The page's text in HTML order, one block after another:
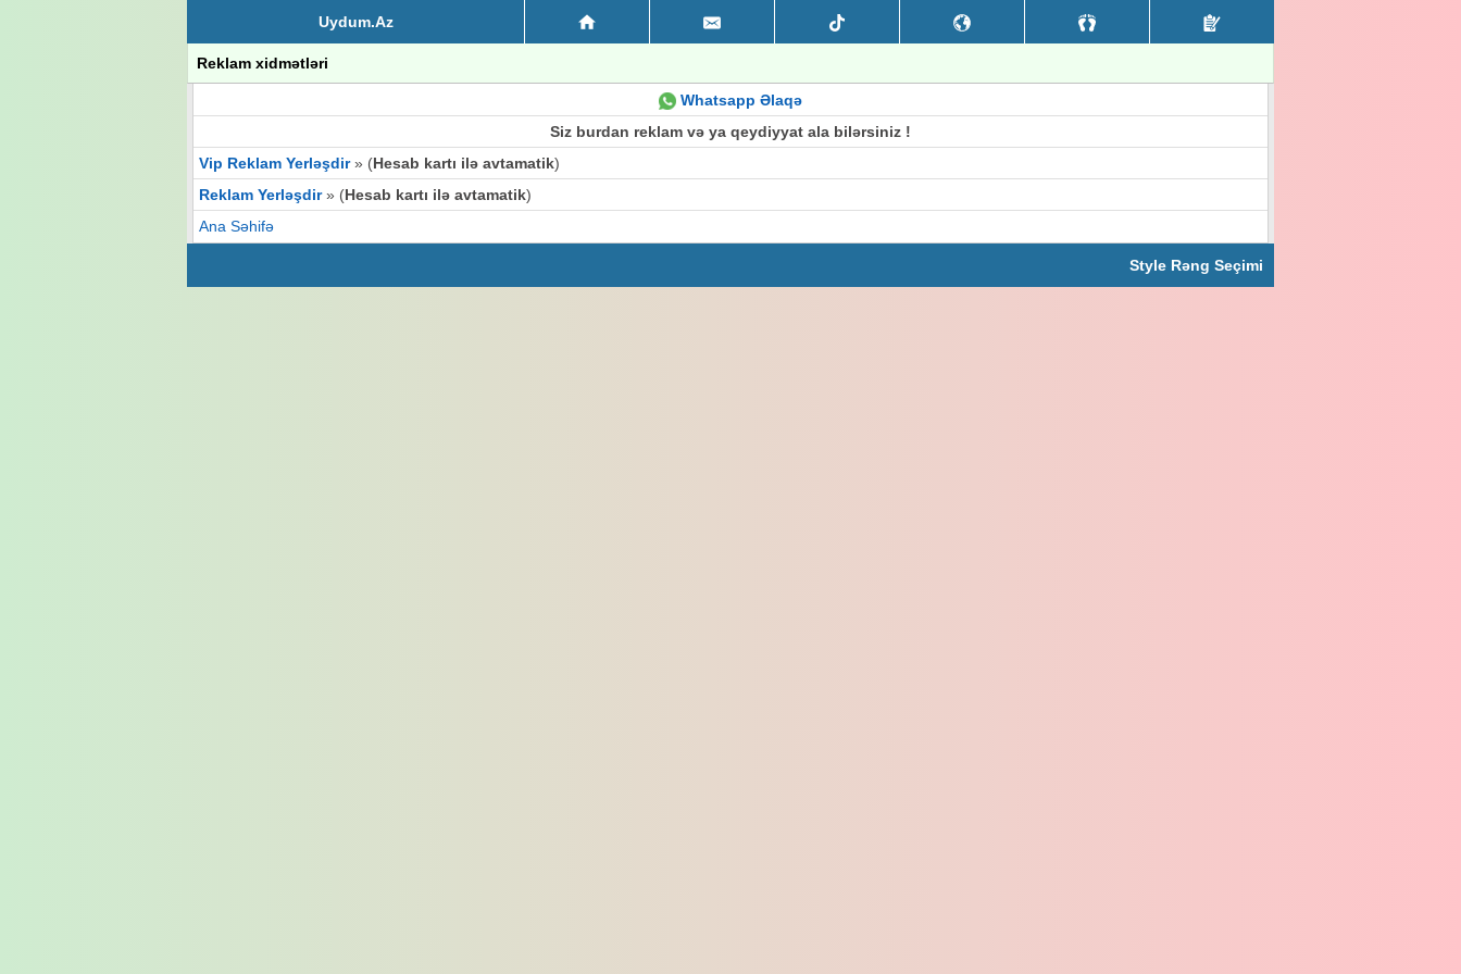
Uydum.Az
Reklam xidmətləri
Whatsapp Əlaqə
Siz burdan reklam və ya qeydiyyat ala bilərsiniz !
Vip Reklam Yerləşdir» (Hesab kartı ilə avtamatik)
Reklam Yerləşdir» (Hesab kartı ilə avtamatik)
Ana Səhifə
Style Rəng Seçimi